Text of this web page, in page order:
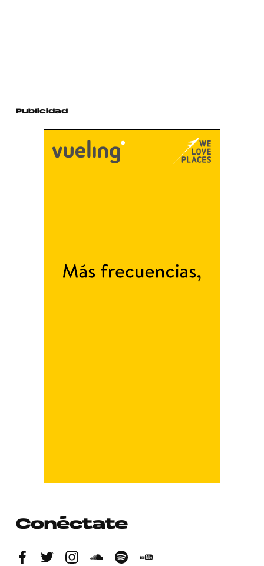
Publicidad
Conéctate